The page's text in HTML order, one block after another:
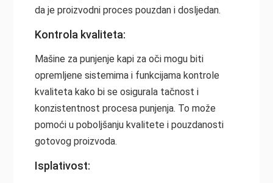
da je proizvodni proces pouzdan i dosljedan.
Kontrola kvaliteta:
Mašine za punjenje kapi za oči mogu biti
opremljene sistemima i funkcijama kontrole
kvaliteta kako bi se osigurala tačnost i
konzistentnost procesa punjenja. To može
pomoći u poboljšanju kvalitete i pouzdanosti
gotovog proizvoda.
Isplativost: